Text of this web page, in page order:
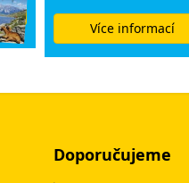
Více informací
Doporučujeme